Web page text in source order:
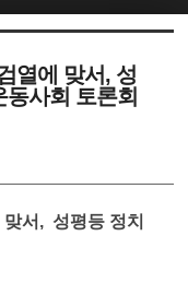
열에 맞서, 성
사회 토론회
서, 성평등 정치
5
5